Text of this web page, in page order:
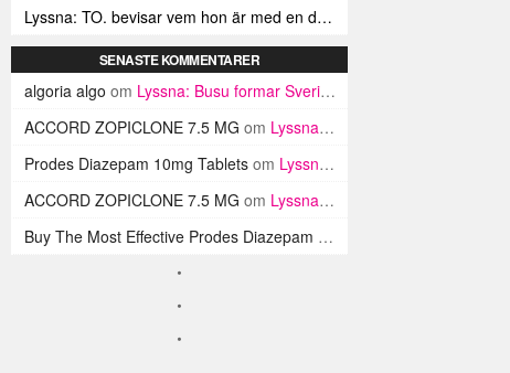
Lyssna: TO. bevisar vem hon är med en debut gjord för framtiden
SENASTE KOMMENTARER
algoria algo om Lyssna: Busu formar Sveriges Blink-182 med sin nya pop-punk-rap-låt
ACCORD ZOPICLONE 7.5 MG om Lyssna: Busu formar Sveriges Blink-182 med sin nya pop-punk-rap-låt
Prodes Diazepam 10mg Tablets om Lyssna: Busu formar Sveriges Blink-182 med sin nya pop-punk-rap-låt
ACCORD ZOPICLONE 7.5 MG om Lyssna: Busu formar Sveriges Blink-182 med sin nya pop-punk-rap-låt
Buy The Most Effective Prodes Diazepam Tablets In UK